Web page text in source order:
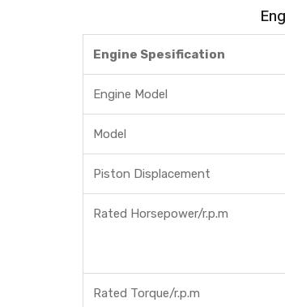
Engine Spesification
Engine Model
Model
Piston Displacement
Rated Horsepower/r.p.m
Rated Torque/r.p.m